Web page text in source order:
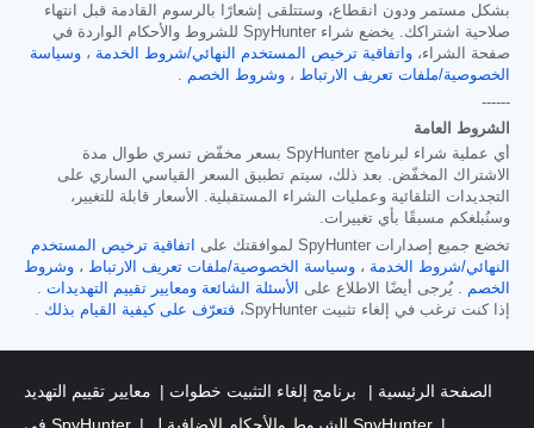
بشكل مستمر ودون انقطاع، وستتلقى إشعارًا بالرسوم القادمة قبل انتهاء
صلاحية اشتراكك. يخضع شراء SpyHunter للشروط والأحكام الواردة في
صفحة الشراء، واتفاقية ترخيص المستخدم النهائي/شروط الخدمة ، وسياسة
الخصوصية/ملفات تعريف الارتباط ، وشروط الخصم .
------
الشروط العامة
أي عملية شراء لبرنامج SpyHunter بسعر مخفّض تسري طوال مدة
الاشتراك المخفّض. بعد ذلك، سيتم تطبيق السعر القياسي الساري على
التجديدات التلقائية وعمليات الشراء المستقبلية. الأسعار قابلة للتغيير،
وسنُبلغكم مسبقًا بأي تغييرات.
تخضع جميع إصدارات SpyHunter لموافقتك على
اتفاقية ترخيص المستخدم
النهائي/شروط الخدمة ، وسياسة الخصوصية/ملفات تعريف الارتباط ، وشروط
الخصم . يُرجى أيضًا الاطلاع على الأسئلة الشائعة ومعايير تقييم التهديدات .
إذا كنت ترغب في إلغاء تثبيت SpyHunter،
فتعرّف على كيفية القيام بذلك .
الصفحة الرئيسية برنامج إلغاء التثبيت خطوات
معايير تقييم التهديد